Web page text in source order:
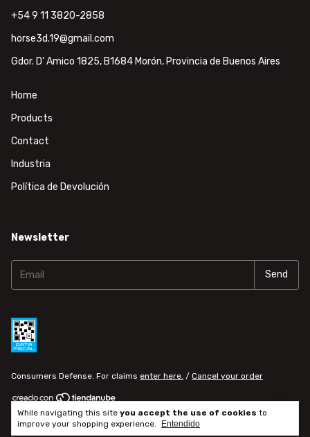
While navigating this site you accept the use of cookies to
improve your shopping experience.
Entendido
+54 9 11 3820-2858
horse3d.19@gmail.com
Gdor. D' Amico 1825, B1684 Morón, Provincia de Buenos Aires
Home
Products
Contact
Industria
Política de Devolución
Newsletter
Consumers Defense. For claims enter here. / Cancel your order
Copyright horse3d - 20347160785 - 2026. All rights reserved.